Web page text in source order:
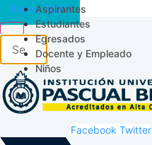
Aspirantes
Estudiantes
Egresados
Docente y Empleado
Niños
Acceso SICAU
Facebook Twitter